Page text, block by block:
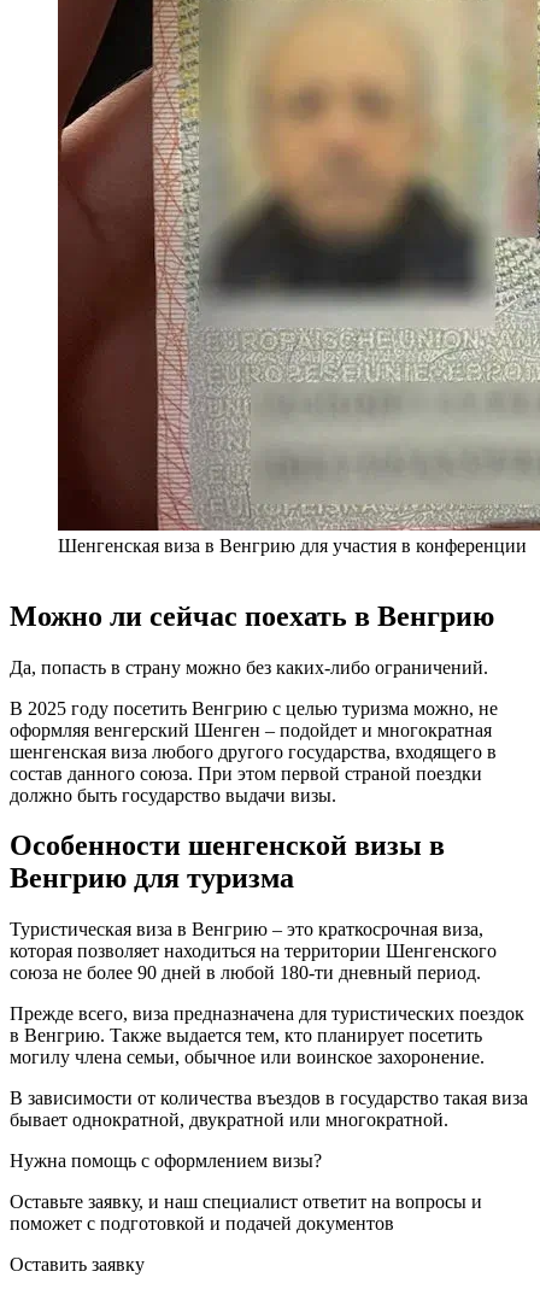
Шенгенская виза в Венгрию для участия в конференции
Можно ли сейчас поехать в Венгрию
Да, попасть в страну можно без каких-либо ограничений.
В 2025 году посетить Венгрию с целью туризма можно, не
оформляя венгерский Шенген – подойдет и многократная
шенгенская виза любого другого государства, входящего в
состав данного союза. При этом первой страной поездки
должно быть государство выдачи визы.
Особенности шенгенской визы в
Венгрию для туризма
Туристическая виза в Венгрию – это краткосрочная виза,
которая позволяет находиться на территории Шенгенского
союза не более 90 дней в любой 180-ти дневный период.
Прежде всего, виза предназначена для туристических поездок
в Венгрию. Также выдается тем, кто планирует посетить
могилу члена семьи, обычное или воинское захоронение.
В зависимости от количества въездов в государство такая виза
бывает однократной, двукратной или многократной.
Нужна помощь с оформлением визы?
Оставьте заявку, и наш специалист ответит на вопросы и
поможет с подготовкой и подачей документов
Оставить заявку